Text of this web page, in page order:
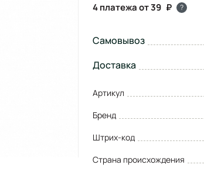
4 платежа от 39 ?
Самовывоз
Доставка
Артикул
Бренд
Штрих-код
Страна происхождения